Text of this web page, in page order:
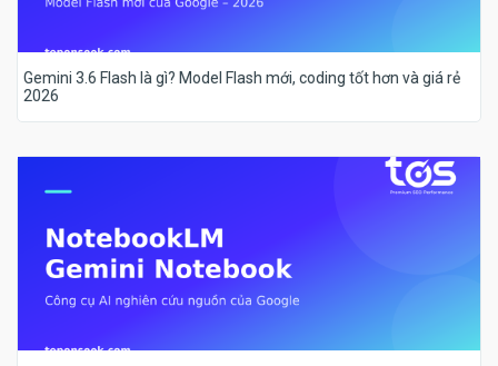
Gemini 3.6 Flash là gì? Model Flash mới, coding tốt hơn và giá rẻ
2026